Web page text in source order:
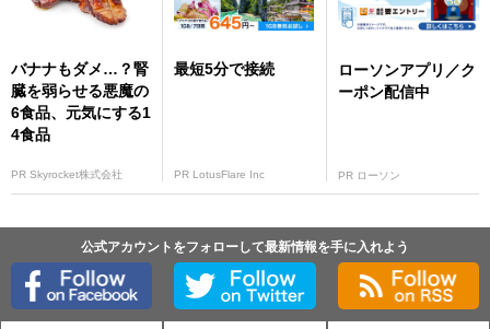
バナナもダメ…？腎
臓を弱らせる悪魔の
6食品、元気にする1
4食品
PR Skyrocket株式会社
最短5分で接続
PR LotusFlare Inc
ローソンアプリ／ク
ーポン配信中
PR ローソン
公式アカウントをフォローして最新情報を手に入れよう